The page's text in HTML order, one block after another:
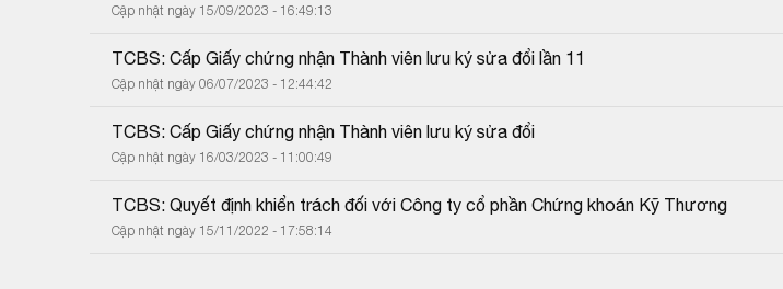
Cập nhật ngày 15/09/2023 - 16:49:13
TCBS: Cấp Giấy chứng nhận Thành viên lưu ký sửa đổi lần 11
Cập nhật ngày 06/07/2023 - 12:44:42
TCBS: Cấp Giấy chứng nhận Thành viên lưu ký sửa đổi
Cập nhật ngày 16/03/2023 - 11:00:49
TCBS: Quyết định khiển trách đối với Công ty cổ phần Chứng khoán Kỹ Thương
Cập nhật ngày 15/11/2022 - 17:58:14